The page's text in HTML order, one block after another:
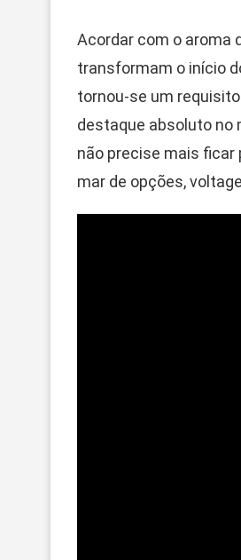
Acordar com o aroma
transformam o início
tornou-se um
destaque absoluto no
não precise mais ficar
mar de opções,